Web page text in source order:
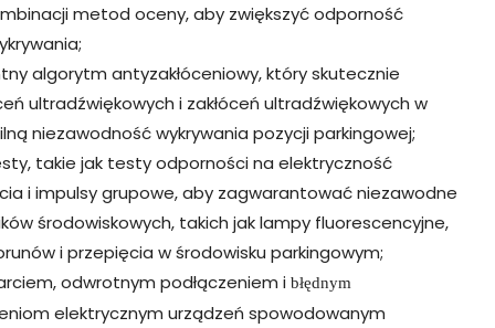
metod oceny, aby zwiększyć odporność
algorytm antyzakłóceniowy, który skutecznie
ultradźwiękowych i zakłóceń ultradźwiękowych w
niezawodność wykrywania pozycji parkingowej;
takie jak testy odporności na elektryczność
i impulsy grupowe, aby zagwarantować niezawodne
środowiskowych, takich jak lampy fluorescencyjne,
i przepięcia w środowisku parkingowym;
odwrotnym podłączeniem i błędnym
elektrycznym urządzeń spowodowanym